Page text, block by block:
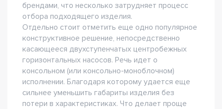
брендами, что несколько затрудняет процесс
отбора подходящего изделия.
Отдельно стоит отметить еще одно популярное
конструктивное решение, непосредственно
касающееся двухступенчатых центробежных
горизонтальных насосов. Речь идет о
консольном (или консольно-моноблочном)
исполнении. Благодаря которому удается еще
сильнее уменьшить габариты изделия без
потери в характеристиках. Что делает проще